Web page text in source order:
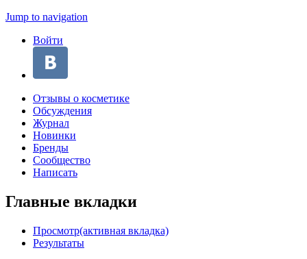
Jump to navigation
Войти
Отзывы о косметике
Обсуждения
Журнал
Новинки
Бренды
Сообщество
Написать
Главные вкладки
Просмотр(активная вкладка)
Результаты